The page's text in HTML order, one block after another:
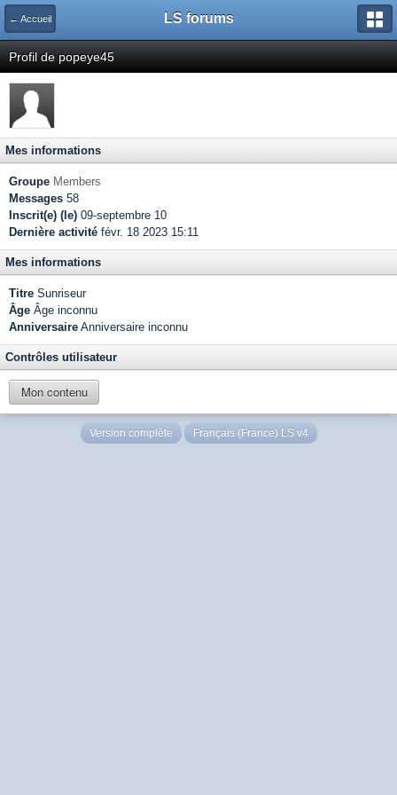
← Accueil LS forums
Profil de popeye45
Mes informations
Groupe Members
Messages 58
Inscrit(e) (le) 09-septembre 10
Dernière activité févr. 18 2023 15:11
Mes informations
Titre Sunriseur
Âge Âge inconnu
Anniversaire Anniversaire inconnu
Contrôles utilisateur
Mon contenu
Version complète Français (France) LS v4